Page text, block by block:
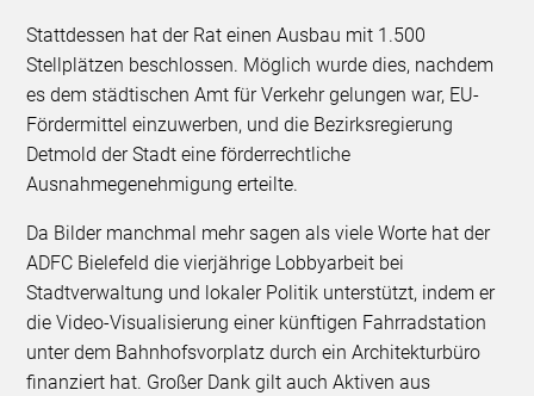
Stattdessen hat der Rat einen Ausbau mit 1.500
Stellplätzen beschlossen. Möglich wurde dies, nachdem
es dem städtischen Amt für Verkehr gelungen war, EU-
Fördermittel einzuwerben, und die Bezirksregierung
Detmold der Stadt eine förderrechtliche
Ausnahmegenehmigung erteilte.
Da Bilder manchmal mehr sagen als viele Worte hat der
ADFC Bielefeld die vierjährige Lobbyarbeit bei
Stadtverwaltung und lokaler Politik unterstützt, indem er
die Video-Visualisierung einer künftigen Fahrradstation
unter dem Bahnhofsvorplatz durch ein Architekturbüro
finanziert hat. Großer Dank gilt auch Aktiven aus